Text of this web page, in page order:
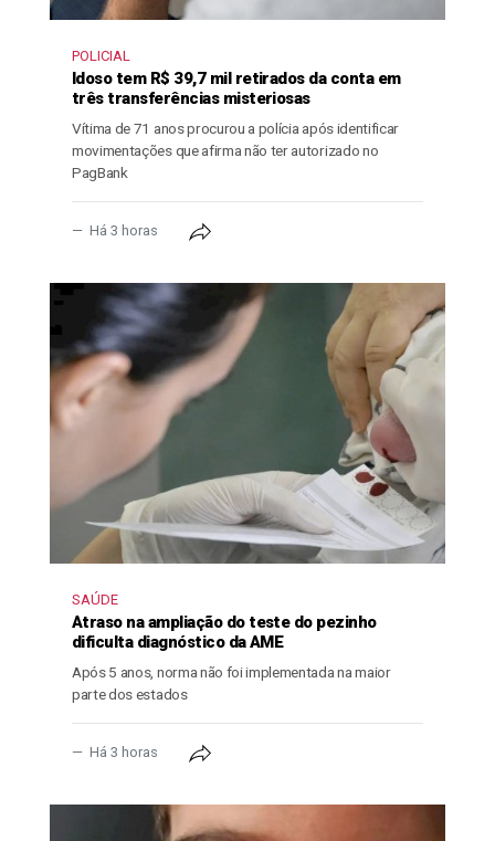
POLICIAL
Idoso tem R$ 39,7 mil retirados da conta em
três transferências misteriosas
Vítima de 71 anos procurou a polícia após identificar
movimentações que afirma não ter autorizado no
PagBank
Há 3 horas
SAÚDE
Atraso na ampliação do teste do pezinho
dificulta diagnóstico da AME
Após 5 anos, norma não foi implementada na maior
parte dos estados
Há 3 horas